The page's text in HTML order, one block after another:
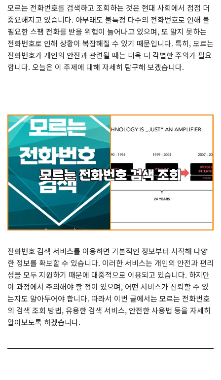
모르는 전화번호를 검색하고 조회하는 것은 현대 사회에서 점점 더
중요해지고 있습니다. 아무래도 불특정 다수의 전화번호로 인해 불
필요한 스팸 전화를 받을 위험이 늘어나고 있으며, 또 알지 못하는
전화번호로 인해 상황이 복잡해질 수 있기 때문입니다. 특히, 모르는
전화번호가 개인의 안전과 관련될 때는 더욱 더 각별한 주의가 필요
합니다. 오늘은 이 주제에 대해 자세히 탐구해 보겠습니다.
전화번호 검색 서비스를 이용하면 기본적인 정보부터 시작해 다양
한 정보를 확보할 수 있습니다. 이러한 서비스는 개인의 안전과 편리
성을 모두 지원하기 때문에 대중적으로 이용되고 있습니다. 하지만
이 과정에서 주의해야 할 점이 있으며, 어떤 서비스가 신뢰할 수 있
는지도 알아두어야 합니다. 따라서 이번 글에서는 모르는 전화번호
의 검색 조회 방법, 유용한 검색 서비스, 안전한 사용법 등을 자세히
알아보도록 하겠습니다.